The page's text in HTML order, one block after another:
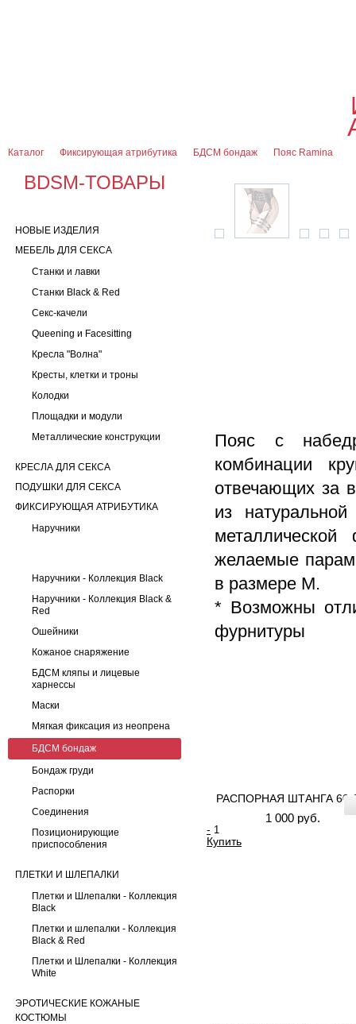
Каталог Фиксирующая атрибутика БДСМ бондаж Пояс Ramina
BDSM-ТОВАРЫ
НОВЫЕ ИЗДЕЛИЯ
МЕБЕЛЬ ДЛЯ СЕКСА
Станки и лавки
Станки Black & Red
Секс-качели
Queening и Facesitting
Кресла "Волна"
Кресты, клетки и троны
Колодки
Площадки и модули
Металлические конструкции
КРЕСЛА ДЛЯ СЕКСА
ПОДУШКИ ДЛЯ СЕКСА
ФИКСИРУЮЩАЯ АТРИБУТИКА
Наручники
Наручники - Коллекция Black
Наручники - Коллекция Black &
Red
Ошейники
Кожаное снаряжение
БДСМ кляпы и лицевые
харнессы
Маски
Мягкая фиксация из неопрена
БДСМ бондаж
Бондаж груди
Распорки
Соединения
Позиционирующие
приспособления
ПЛЕТКИ И ШЛЕПАЛКИ
Плетки и Шлепалки - Коллекция
Black
Плетки и шлепалки - Коллекция
Black & Red
Плетки и Шлепалки - Коллекция
White
ЭРОТИЧЕСКИЕ КОЖАНЫЕ
КОСТЮМЫ
Пояс с
комбинации
отвечающих за
из
желаемые
в размере М.
* Возможны
фурнитуры
РАСПОРНАЯ ШТАНГА 60
1 000 руб.
-
Купить